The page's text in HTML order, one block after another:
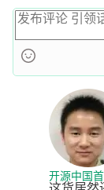
开源中国